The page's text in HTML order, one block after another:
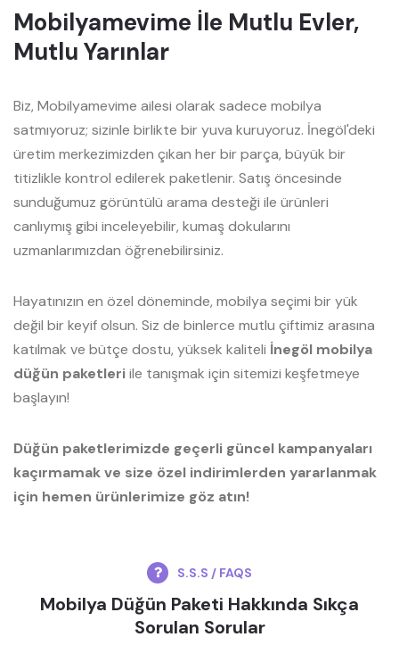
Mobilyamevime İle Mutlu Evler,
Mutlu Yarınlar
Biz, Mobilyamevime ailesi olarak sadece mobilya
satmıyoruz; sizinle birlikte bir yuva kuruyoruz. İnegöl'deki
üretim merkezimizden çıkan her bir parça, büyük bir
titizlikle kontrol edilerek paketlenir. Satış öncesinde
sunduğumuz görüntülü arama desteği ile ürünleri
canlıymış gibi inceleyebilir, kumaş dokularını
uzmanlarımızdan öğrenebilirsiniz.
Hayatınızın en özel döneminde, mobilya seçimi bir yük
değil bir keyif olsun. Siz de binlerce mutlu çiftimiz arasına
katılmak ve bütçe dostu, yüksek kaliteli İnegöl mobilya
düğün paketleriile tanışmak için sitemizi keşfetmeye
başlayın!
Düğün paketlerimizde geçerli güncel kampanyaları
kaçırmamak ve size özel indirimlerden yararlanmak
için hemen ürünlerimize göz atın!
S.S.S / FAQS
Mobilya Düğün Paketi Hakkında Sıkça
Sorulan Sorular